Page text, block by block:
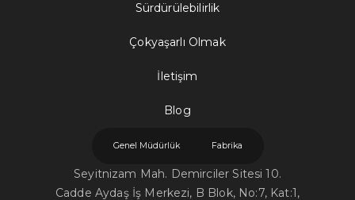
Sürdürülebilirlik
Çokyaşarlı Olmak
İletişim
Blog
Genel Müdürlük Fabrika
Seyitnizam Mah. Demirciler Sitesi 10.
Cadde Aydaş İş Merkezi, B Blok, No:7, Kat:1,